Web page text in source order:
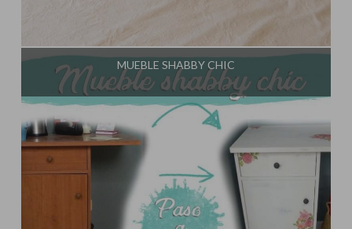
Influencer: El Taller de Ire
MUEBLE SHABBY CHIC